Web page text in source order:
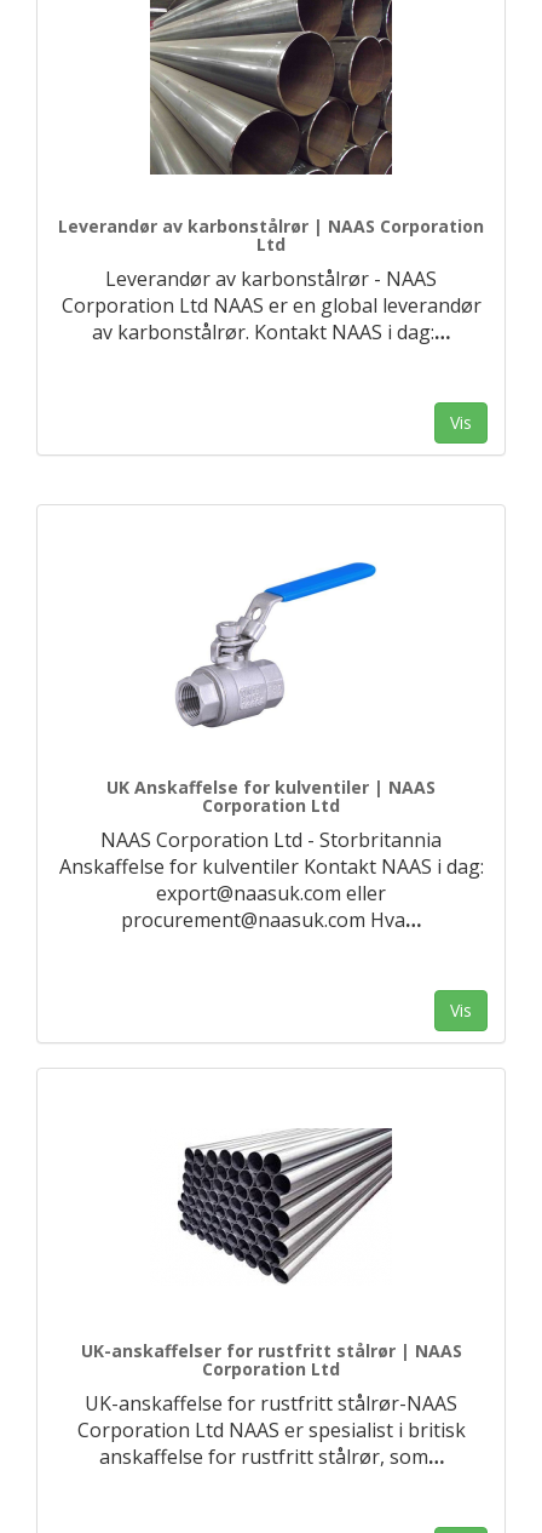
Leverandør av karbonstålrør | NAAS Corporation
Ltd
Leverandør av karbonstålrør - NAAS
Corporation Ltd NAAS er en global leverandør
av karbonstålrør. Kontakt NAAS i dag:…
Vis
UK Anskaffelse for kulventiler | NAAS
Corporation Ltd
NAAS Corporation Ltd - Storbritannia
Anskaffelse for kulventiler Kontakt NAAS i dag:
export@naasuk.com eller
procurement@naasuk.com Hva…
Vis
UK-anskaffelser for rustfritt stålrør | NAAS
Corporation Ltd
UK-anskaffelse for rustfritt stålrør-NAAS
Corporation Ltd NAAS er spesialist i britisk
anskaffelse for rustfritt stålrør, som…